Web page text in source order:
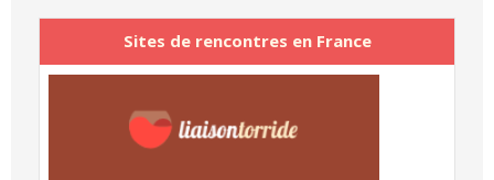
Sites de rencontres en France